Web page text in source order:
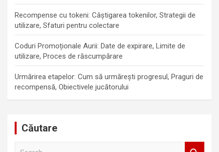
Recompense cu tokeni: Câștigarea tokenilor, Strategii de
utilizare, Sfaturi pentru colectare
Coduri Promoționale Aurii: Date de expirare, Limite de
utilizare, Proces de răscumpărare
Urmărirea etapelor: Cum să urmărești progresul, Praguri de
recompensă, Obiectivele jucătorului
Căutare